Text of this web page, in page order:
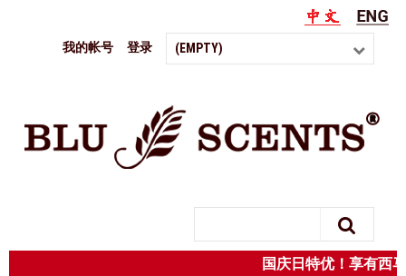
(EMPTY)
我的帐号 登录
国庆日特优！享有